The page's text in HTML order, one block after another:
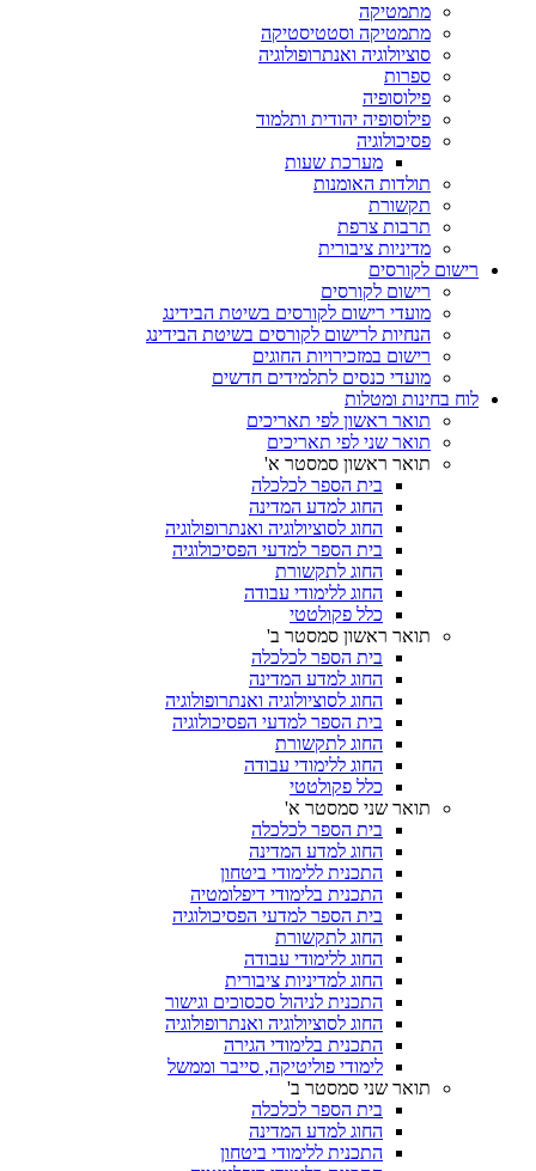
מתמטיקה
מתמטיקה וסטטיסטיקה
סוציולוגיה ואנתרופולוגיה
ספרות
פילוסופיה
פילוסופיה יהודית ותלמוד
פסיכולוגיה
מערכת שעות
תולדות האומנות
תקשורת
תרבות צרפת
מדיניות ציבורית
רישום לקורסים
רישום לקורסים
מועדי רישום לקורסים בשיטת הבידינג
הנחיות לרישום לקורסים בשיטת הבידינג
רישום במזכירויות החוגים
מועדי כנסים לתלמידים חדשים
לוח בחינות ומטלות
תואר ראשון לפי תאריכים
תואר שני לפי תאריכים
תואר ראשון סמסטר א'
בית הספר לכלכלה
החוג למדע המדינה
החוג לסוציולוגיה ואנתרופולוגיה
בית הספר למדעי הפסיכולוגיה
החוג לתקשורת
החוג ללימודי עבודה
כלל פקולטטי
תואר ראשון סמסטר ב'
בית הספר לכלכלה
החוג למדע המדינה
החוג לסוציולוגיה ואנתרופולוגיה
בית הספר למדעי הפסיכולוגיה
החוג לתקשורת
החוג ללימודי עבודה
כלל פקולטטי
תואר שני סמסטר א'
בית הספר לכלכלה
החוג למדע המדינה
התכנית ללימודי ביטחון
התכנית בלימודי דיפלומטיה
בית הספר למדעי הפסיכולוגיה
החוג לתקשורת
החוג ללימודי עבודה
החוג למדיניות ציבורית
התכנית לניהול סכסוכים וגישור
החוג לסוציולוגיה ואנתרופולוגיה
התכנית בלימודי הגירה
לימודי פוליטיקה, סייבר וממשל
תואר שני סמסטר ב'
בית הספר לכלכלה
החוג למדע המדינה
התכנית ללימודי ביטחון